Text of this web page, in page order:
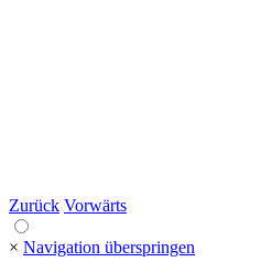
Zurück Vorwärts
× Navigation überspringen